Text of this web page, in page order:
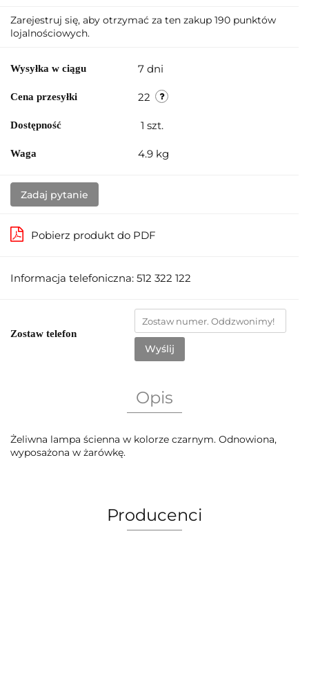
Zarejestruj się, aby otrzymać za ten zakup 190 punktów
lojalnościowych.
Wysyłka w ciągu 7 dni
Cena przesyłki 22
Dostępność 1 szt.
Waga 4.9 kg
Zadaj pytanie
Pobierz produkt do PDF
Informacja telefoniczna: 512 322 122
Zostaw telefon
Wyślij
Opis
Żeliwna lampa ścienna w kolorze czarnym. Odnowiona,
wyposażona w żarówkę.
Producenci